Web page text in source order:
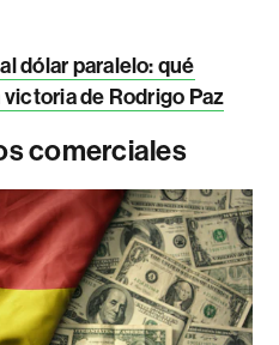
dólar paralelo: qué
de Rodrigo Paz
comerciales